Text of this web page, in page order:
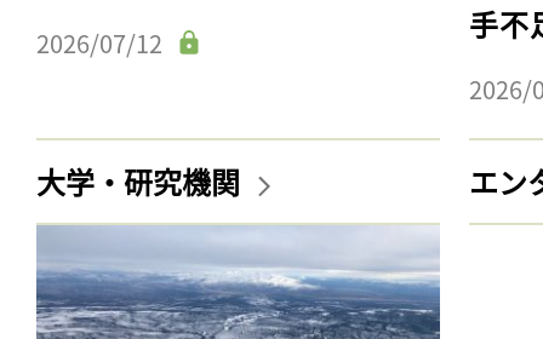
2026/07/12
手不
2026/
大学・研究機関 エン